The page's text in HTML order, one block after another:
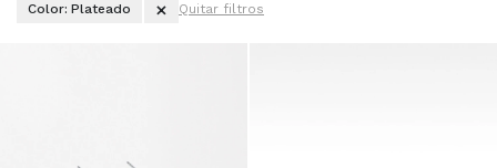
Color: Plateado Quitar filtros